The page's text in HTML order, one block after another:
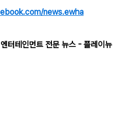
news.ewha
터테인먼트 전문 뉴스 - 플레이뉴